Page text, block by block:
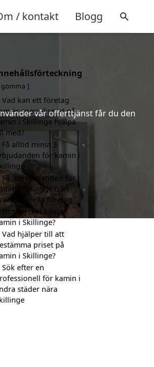
/ kontakt Blogg
vår offerttjänst får du den
gömma
Vad kan ett företag
är specialiserat på
i Skillinge hjälpa
med?
Få alltid minst 3
för kamin i
Få 3 erbjudanden för
i Skillinge från
företag
Hur mycket kostar
i Skillinge?
Vad hjälper till att
priset på
i Skillinge?
Sök efter en
för kamin i
städer nära